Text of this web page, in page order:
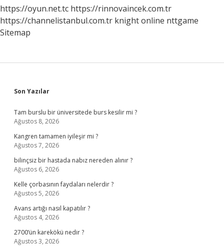
https://oyun.net.tc https://rinnovaincek.com.tr
https://channelistanbul.com.tr knight online nttgame
Sitemap
Sidebar
Son Yazılar
Tam burslu bir üniversitede burs kesilir mi ?
Ağustos 8, 2026
Kangren tamamen iyileşir mi ?
Ağustos 7, 2026
bilinçsiz bir hastada nabız nereden alınır ?
Ağustos 6, 2026
Kelle çorbasının faydaları nelerdir ?
Ağustos 5, 2026
Avans artığı nasıl kapatılır ?
Ağustos 4, 2026
2700’ün karekökü nedir ?
Ağustos 3, 2026